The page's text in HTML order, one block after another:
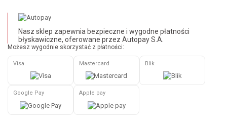
Nasz sklep zapewnia bezpieczne i wygodne płatności
błyskawiczne, oferowane przez Autopay S.A.
Możesz wygodnie skorzystać z płatności:
Visa Mastercard Blik
Google Pay Apple pay